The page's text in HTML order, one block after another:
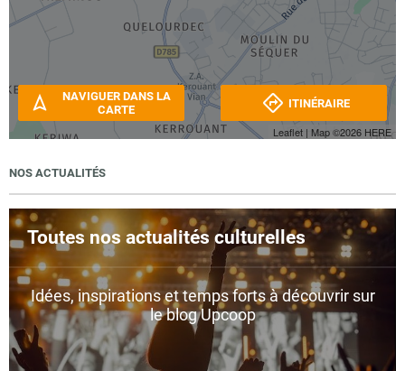
Leaflet | Map ©2026 HERE
NAVIGUER DANS LA
CARTE
ITINÉRAIRE
NOS ACTUALITÉS
Toutes nos actualités culturelles
Idées, inspirations et temps forts à découvrir sur
le blog Upcoop